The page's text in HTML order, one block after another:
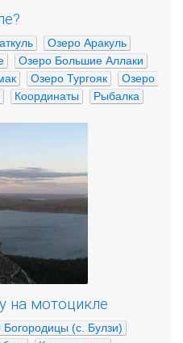
Озеро Аракуль
Озеро Большие Аллаки
Озеро Тургояк
Озеро
Координаты Рыбалка
на мотоцикле
(с. Булзи)